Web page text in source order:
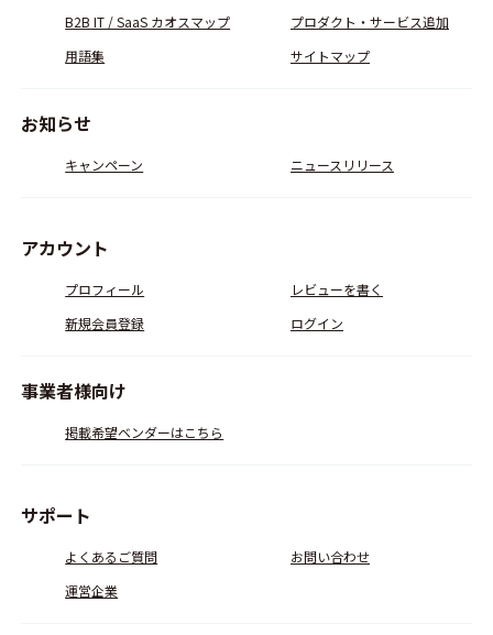
B2B IT / SaaS カオスマップ
プロダクト・サービス追加
用語集
サイトマップ
お知らせ
キャンペーン ニュースリリース
アカウント
プロフィール
レビューを書く
新規会員登録
ログイン
事業者様向け
掲載希望ベンダーはこちら
サポート
よくあるご質問
お問い合わせ
運営企業